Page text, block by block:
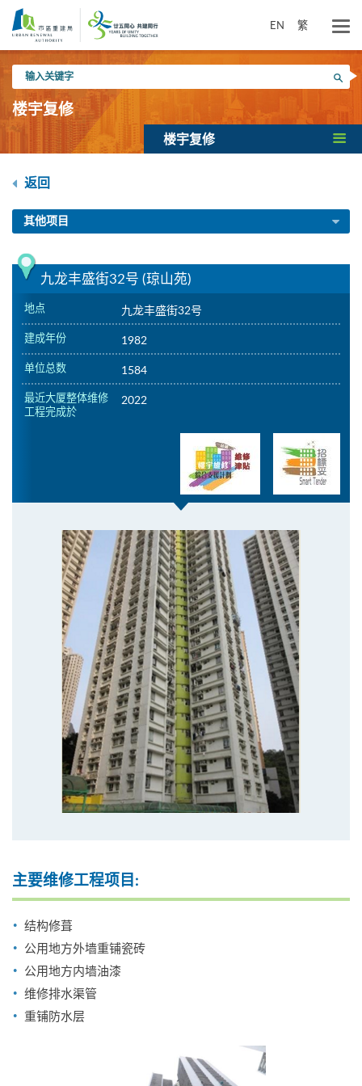
内
EN 繁
入
关
键
搜寻
楼宇复修
楼宇复修
返回
其他项目
九龙丰盛街32号 (琼山苑)
地点 九龙丰盛街32号
建成年份 1982
单位总数 1584
最近大厦整体维修
工程完成於
2022
主要维修工程项目:
结构修葺
公用地方外墙重铺瓷砖
公用地方内墙油漆
维修排水渠管
重铺防水层